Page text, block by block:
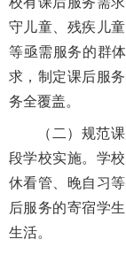
守儿童、残疾儿
等亟需服务的群
求，制定课后服
务全覆盖。
（二）规范
段学校实施。学
休看管、晚自习
后服务的寄宿学
生活。